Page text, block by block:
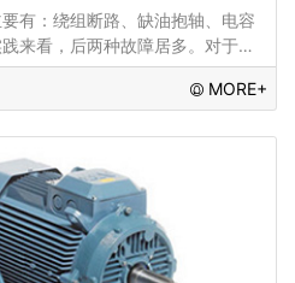
有：绕组断路、缺油抱轴、电容
来看，后两种故障居多。对于不
测插头、转电机、量电容
MORE+